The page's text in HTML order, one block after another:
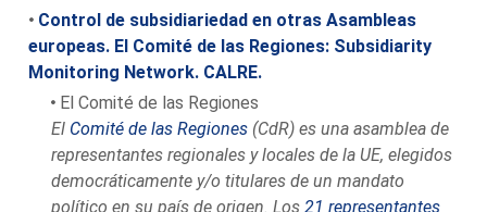
Control de subsidiariedad en otras Asambleas
europeas. El Comité de las Regiones: Subsidiarity
Monitoring Network. CALRE.
El Comité de las Regiones
El Comité de las Regiones (CdR) es una asamblea de
representantes regionales y locales de la UE, elegidos
democráticamente y/o titulares de un mandato
político en su país de origen. Los21 representantes